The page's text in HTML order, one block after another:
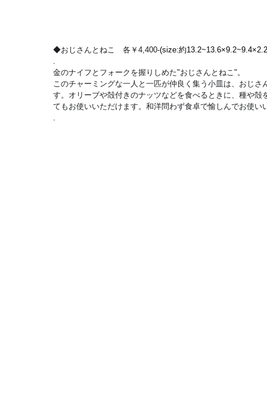
◆おじさんとねこ　各￥4,400-(size:約
.
金のナイフとフォークを握りしめた"おじさんとねこ"。
このチャーミングな一人と一匹が仲良く集う小皿は、おじ
す。オリーブや殻付きのナッツなどを食べるときに、種や
てもお使いいただけます。和洋問わず食卓で愉しんでお使い
.